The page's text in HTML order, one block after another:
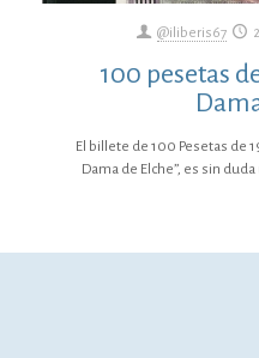
@iliberis67
100 pesetas
El billete de 100 Pesetas de
Dama de Elche”, es sin